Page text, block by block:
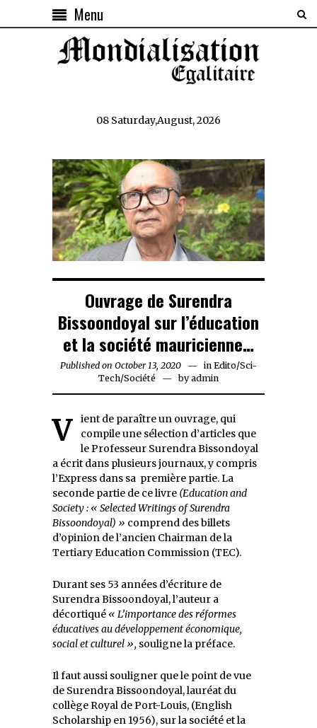
Menu
08 Saturday,August, 2026
Ouvrage de Surendra
Bissoondoyal sur l’éducation
et la société mauricienne…
Published on October 13, 2020 October
13,
2020
in Edito/Sci-
Tech/Société byadmin
Vient de paraître un ouvrage, qui
compile une sélection d’articles que
le Professeur Surendra Bissondoyal
a écrit dans plusieurs journaux, y compris
l’Express dans sa première partie. La
seconde partie de ce livre (Education and
Society : « Selected Writings of Surendra
Bissoondoyal) » comprend des billets
d’opinion de l’ancien Chairman de la
Tertiary Education Commission (TEC).
Durant ses 53 années d’écriture de
Surendra Bissoondoyal, l’auteur a
décortiqué « L’importance des réformes
éducatives au développement économique,
social et culturel », souligne la préface.
Il faut aussi souligner que le point de vue
de Surendra Bissoondoyal, lauréat du
collège Royal de Port-Louis, (English
Scholarship en 1956), sur la société et la